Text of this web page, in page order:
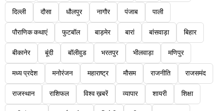
दिल्ली दौसा धौलपुर नागौर पंजाब पाली
पौराणिक कथाएं फुटबॉल बाड़मेर बारां बांसवाड़ा बिहार
बीकानेर बूंदी बॉलीवुड भरतपुर भीलवाड़ा मणिपुर
मध्य प्रदेश मनोरंजन महाराष्ट्र मौसम राजनीति राजसमंद
राजस्थान राशिफल विश्व ख़बरें व्यापार शायरी शिक्षा